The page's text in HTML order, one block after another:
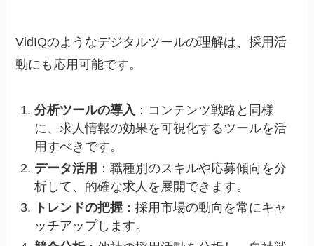
VidIQのようなデジタルツールの理解は、採用活
動にも応用可能です。
分析ツールの導入 ：コンテンツ戦略と同様
に、求人情報の効果を可視化するツールを活
用すべきです。
データ活用 ：職種別のスキルや応募傾向を分
析して、的確な求人を展開できます。
トレンドの把握 ：採用市場の動向を常にキャ
ッチアップします。